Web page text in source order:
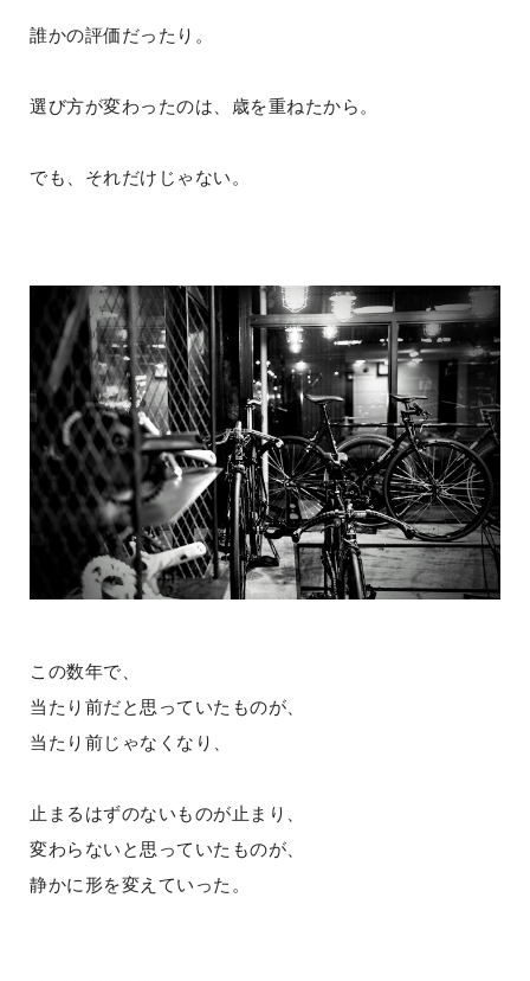
誰かの評価だったり。
選び方が変わったのは、歳を重ねたから。
でも、それだけじゃない。
この数年で、
当たり前だと思っていたものが、
当たり前じゃなくなり、
止まるはずのないものが止まり、
変わらないと思っていたものが、
静かに形を変えていった。